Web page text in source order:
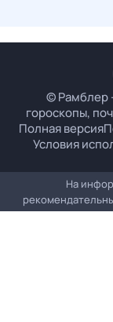
© Рамблер
гороскопы,
Полная версия
Условия
На